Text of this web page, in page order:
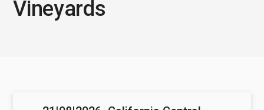
Vineyards